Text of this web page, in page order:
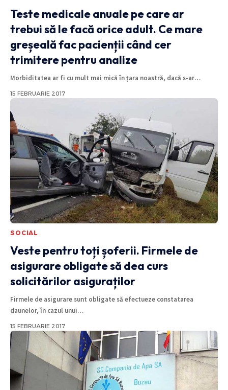
Teste medicale anuale pe care ar
trebui să le facă orice adult. Ce mare
greșeală fac pacienții când cer
trimitere pentru analize
Morbiditatea ar fi cu mult mai mică în țara noastră, dacă s-ar…
15 FEBRUARIE 2017
SOCIAL
Veste pentru toți șoferii. Firmele de
asigurare obligate să dea curs
solicitărilor asiguraților
Firmele de asigurare sunt obligate să efectueze constatarea
daunelor, în cazul unui…
15 FEBRUARIE 2017